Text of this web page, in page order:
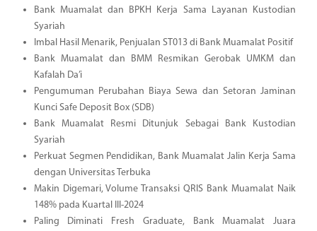
Bank Muamalat dan BPKH Kerja Sama Layanan Kustodian
Syariah
Imbal Hasil Menarik, Penjualan ST013 di Bank Muamalat Positif
Bank Muamalat dan BMM Resmikan Gerobak UMKM dan
Kafalah Da’i
Pengumuman Perubahan Biaya Sewa dan Setoran Jaminan
Kunci Safe Deposit Box (SDB)
Bank Muamalat Resmi Ditunjuk Sebagai Bank Kustodian
Syariah
Perkuat Segmen Pendidikan, Bank Muamalat Jalin Kerja Sama
dengan Universitas Terbuka
Makin Digemari, Volume Transaksi QRIS Bank Muamalat Naik
148% pada Kuartal III-2024
Paling Diminati Fresh Graduate, Bank Muamalat Juara